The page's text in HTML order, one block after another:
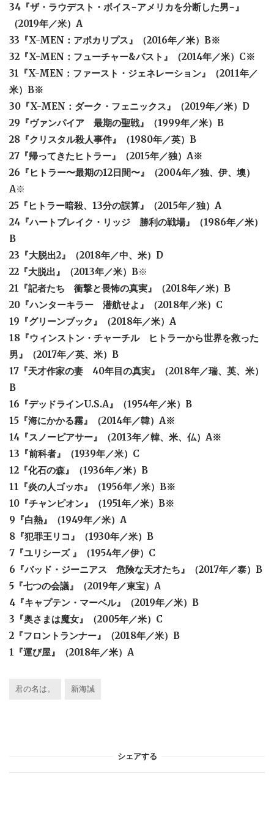
34『ザ・ラウデスト・ボイス−アメリカを分断した男−』
（2019年／米）A
33『X-MEN：アポカリプス』（2016年／米）B※
32『X-MEN：フューチャー&パスト』（2014年／米）C※
31『X-MEN：ファースト・ジェネレーション』（2011年／
米）B※
30『X-MEN：ダーク・フェニックス』（2019年／米）D
29『ヴァンパイア 最期の聖戦』（1999年／米）B
28『クリスタル殺人事件』（1980年／英）B
27『帰ってきたヒトラー』（2015年／独）A※
26『ヒトラー〜最期の12日間〜』（2004年／独、伊、墺）
A※
25『ヒトラー暗殺、13分の誤算』（2015年／独）A
24『ハートブレイク・リッジ 勝利の戦場』（1986年／米）
B
23『大脱出2』（2018年／中、米）D
22『大脱出』（2013年／米）B※
21『記者たち 衝撃と畏怖の真実』（2018年／米）B
20『ハンターキラー 潜航せよ』（2018年／米）C
19『グリーンブック』（2018年／米）A
18『ウィンストン・チャーチル ヒトラーから世界を救った
男』（2017年／英、米）B
17『天才作家の妻 40年目の真実』（2018年／瑞、英、米）
B
16『デッドラインU.S.A』（1954年／米）B
15『海にかかる霧』（2014年／韓）A※
14『スノーピアサー』（2013年／韓、米、仏）A※
13『前科者』（1939年／米）C
12『化石の森』（1936年／米）B
11『炎の人ゴッホ』（1956年／米）B※
10『チャンピオン』（1951年／米）B※
9『白熱』（1949年／米）A
8『犯罪王リコ』（1930年／米）B
7『ユリシーズ 』（1954年／伊）C
6『バッド・ジーニアス 危険な天才たち』（2017年／泰）B
5『七つの会議』（2019年／東宝）A
4『キャプテン・マーベル』（2019年／米）B
3『奥さまは魔女』（2005年／米）C
2『フロントランナー』（2018年／米）B
1『運び屋』（2018年／米）A
君の名は。 新海誠
シェアする